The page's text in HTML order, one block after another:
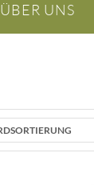
ÜBER UNS